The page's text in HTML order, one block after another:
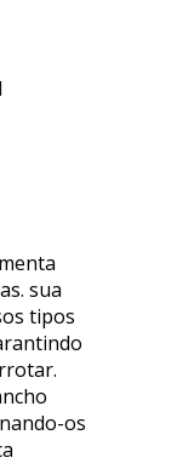
sua
tipos
os